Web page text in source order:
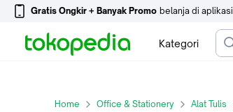
Gratis Ongkir + Banyak Promo belanja di aplikasi
Kategori
Home Office & Stationery Alat Tulis